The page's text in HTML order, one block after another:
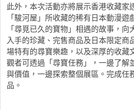
此外，本次活動亦將展示香港收藏家
「駿河屋」所收藏的稀有日本動漫
「尋覓已久的寶物」相遇的故事，
入手的珍藏、完售商品及日本限定商
場特有的尋寶樂趣，以及深厚的收藏
觀者可透過「尋寶任務」，一邊了解
與價值，一邊探索整個展區。完成任
品。